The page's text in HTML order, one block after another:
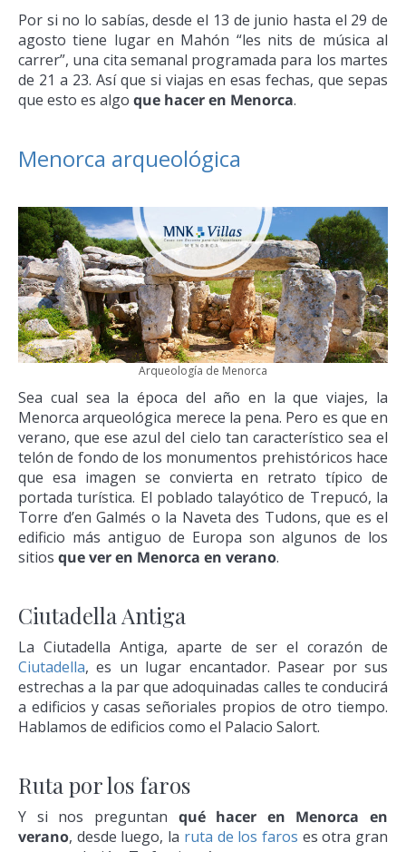
Por si no lo sabías, desde el 13 de junio hasta el 29 de
agosto tiene lugar en Mahón “les nits de música al
carrer”, una cita semanal programada para los martes
de 21 a 23. Así que si viajas en esas fechas, que sepas
que esto es algo que hacer en Menorca.
Menorca arqueológica
Arqueología de Menorca
Sea cual sea la época del año en la que viajes, la
Menorca arqueológica merece la pena. Pero es que en
verano, que ese azul del cielo tan característico sea el
telón de fondo de los monumentos prehistóricos hace
que esa imagen se convierta en retrato típico de
portada turística. El poblado talayótico de Trepucó, la
Torre d’en Galmés o la Naveta des Tudons, que es el
edificio más antiguo de Europa son algunos de los
sitios que ver en Menorca en verano.
Ciutadella Antiga
La Ciutadella Antiga, aparte de ser el corazón de
Ciutadella, es un lugar encantador. Pasear por sus
estrechas a la par que adoquinadas calles te conducirá
a edificios y casas señoriales propios de otro tiempo.
Hablamos de edificios como el Palacio Salort.
Ruta por los faros
Y si nos preguntan qué hacer en Menorca en
verano, desde luego, la ruta de los faros es otra gran